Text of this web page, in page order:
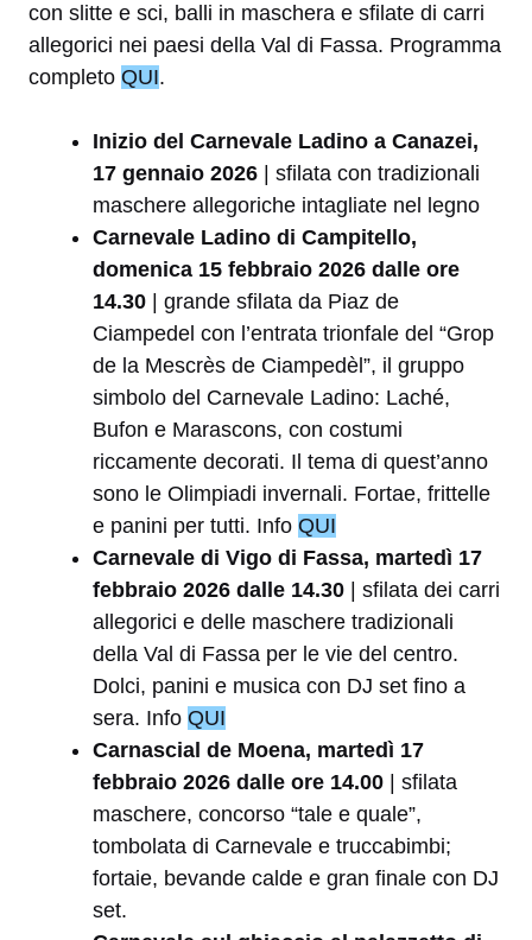
con slitte e sci, balli in maschera e sfilate di carri
allegorici nei paesi della Val di Fassa. Programma
completo QUI.
Inizio del Carnevale Ladino a Canazei,
17 gennaio 2026 | sfilata con tradizionali
maschere allegoriche intagliate nel legno
Carnevale Ladino di Campitello,
domenica 15 febbraio 2026 dalle ore
14.30 | grande sfilata da Piaz de
Ciampedel con l’entrata trionfale del “Grop
de la Mescrès de Ciampedèl”, il gruppo
simbolo del Carnevale Ladino: Laché,
Bufon e Marascons, con costumi
riccamente decorati. Il tema di quest’anno
sono le Olimpiadi invernali. Fortae, frittelle
e panini per tutti. Info QUI
Carnevale di Vigo di Fassa, martedì 17
febbraio 2026 dalle 14.30 | sfilata dei carri
allegorici e delle maschere tradizionali
della Val di Fassa per le vie del centro.
Dolci, panini e musica con DJ set fino a
sera. Info QUI
Carnascial de Moena, martedì 17
febbraio 2026 dalle ore 14.00 | sfilata
maschere, concorso “tale e quale”,
tombolata di Carnevale e truccabimbi;
fortaie, bevande calde e gran finale con DJ
set.